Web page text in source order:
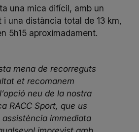
una mica difícil, amb un
i una distància total de 13 km,
5h15 aproximadament.
mena de recorreguts
et recomanem
neu de la nostra
RACC Sport, que us
immediata